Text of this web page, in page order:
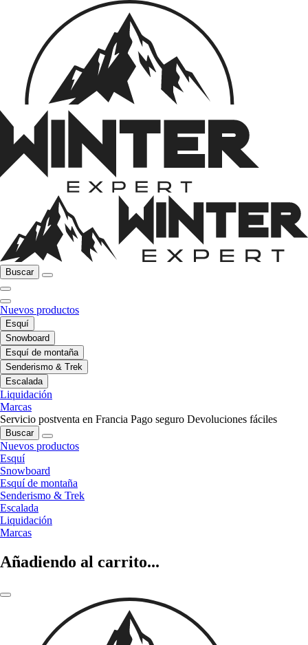
Buscar
Nuevos productos
Esquí
Snowboard
Esquí de montaña
Senderismo & Trek
Escalada
Liquidación
Marcas
Servicio postventa en Francia Pago seguro Devoluciones fáciles
Buscar
Nuevos productos
Esquí
Snowboard
Esquí de montaña
Senderismo & Trek
Escalada
Liquidación
Marcas
Añadiendo al carrito...